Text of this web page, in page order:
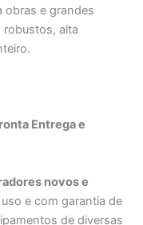
obras e grandes
robustos, alta
Entrega e
novos e
e com garantia de
de diversas